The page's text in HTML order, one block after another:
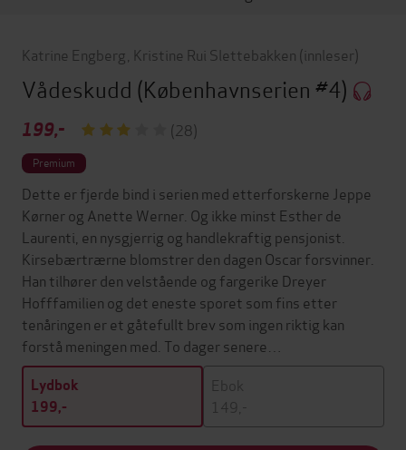
Katrine Engberg Kristine Rui Slettebakken (innleser)
Vådeskudd (Københavnserien #4)
199,- (28)
Premium
Dette er fjerde bind i serien med etterforskerne Jeppe
Kørner og Anette Werner. Og ikke minst Esther de
Laurenti, en nysgjerrig og handlekraftig pensjonist.
Kirsebærtrærne blomstrer den dagen Oscar forsvinner.
Han tilhører den velstående og fargerike Dreyer
Hofffamilien og det eneste sporet som fins etter
tenåringen er et gåtefullt brev som ingen riktig kan
forstå meningen med. To dager senere…
Lydbok
199,-
Ebok
149,-